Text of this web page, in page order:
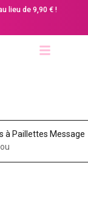
lieu de 9,90 € !
à Paillettes Message​